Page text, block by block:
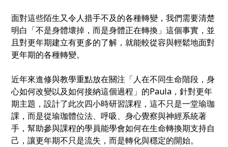
面對這些陌生又令人措手不及的各種轉變，我們需要清楚
明白「不是身體壞掉，而是身體正在轉換」這個事實，並
且對更年期建立有更多的了解，就能較從容與輕鬆地面對
更年期的各種轉變。
近年來進修與教學重點放在關注「人在不同生命階段，身
心如何改變以及如何接納這個過程」的Paula，針對更年
期主題，設計了此次四小時研習課程，這不只是一堂瑜珈
課，而是從瑜珈體位法、呼吸、身心覺察與神經系統著
手，幫助參與課程的學員能學會如何在生命轉換期支持自
己，讓更年期不只是流失，而是轉化與穩定的開始。